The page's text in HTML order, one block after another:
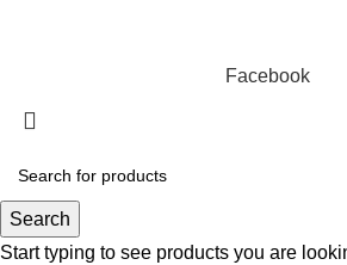
Facebook
Search
Start typing to see products you are